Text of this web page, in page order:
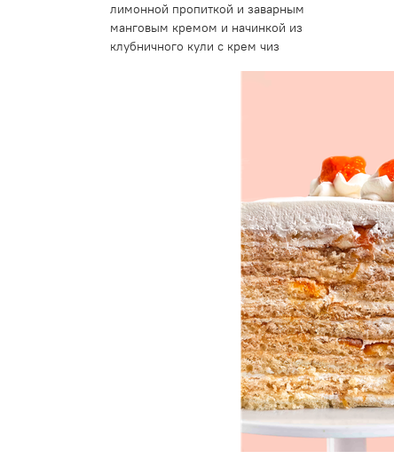
лимонной пропиткой и заварным
манговым кремом и начинкой из
клубничного кули с крем чиз